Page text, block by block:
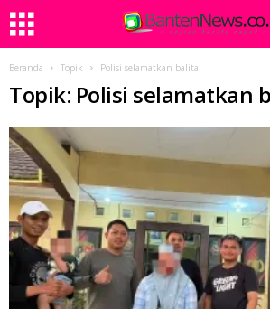
Beranda Topik Polisi selamatkan balita
Topik: Polisi selamatkan